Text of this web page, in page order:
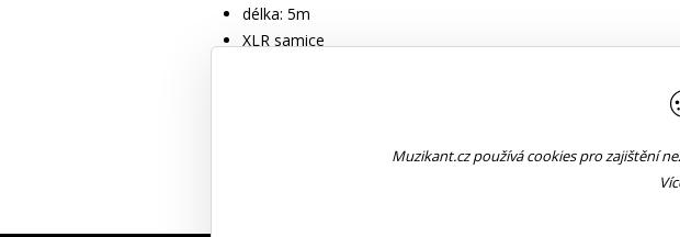
délka: 5m
XLR samice
Muzikant.cz používá cookies pro zajištění